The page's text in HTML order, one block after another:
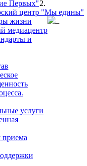
Первых"
центр "Мы едины"
жизни
медиацентр
и
услуги
приема